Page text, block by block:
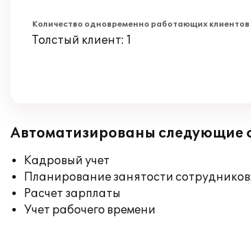
Количество одновременно работающих клиентов
Толстый клиент: 1
Автоматизированы следующие
Кадровый учет
Планирование занятости
Расчет зарплаты
Учет рабочего времени